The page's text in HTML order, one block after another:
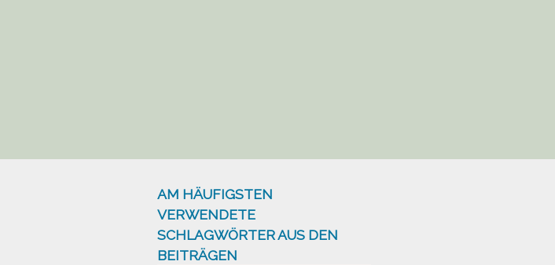
AM HÄUFIGSTEN
VERWENDETE
SCHLAGWÖRTER AUS DEN
BEITRÄGEN